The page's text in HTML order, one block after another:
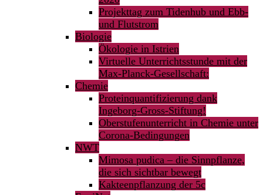
Projekttag zum Tidenhub und Ebb-
und Flutstrom
Biologie
Ökologie in Istrien
Virtuelle Unterrichtsstunde mit der
Max-Planck-Gesellschaft:
Chemie
Proteinquantifizierung dank
Ingeborg-Gross-Stiftung!
Oberstufenunterricht in Chemie unter
Corona-Bedingungen
NWT
Mimosa pudica – die Sinnpflanze,
die sich sichtbar bewegt
Kakteenpflanzung der 5c